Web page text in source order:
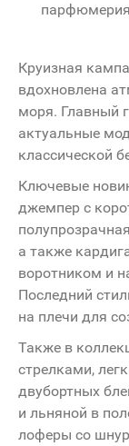
Круизная
вдохновлена
моря. Главный
актуальные
классической
Ключевые
джемпер с
а также
воротником и
Последний
на плечи для
Также в
стрелками,
двубортных
и льняной в
лоферы со